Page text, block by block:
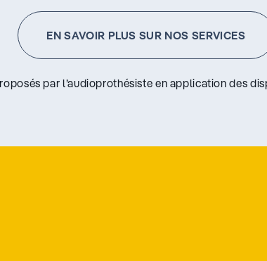
EN SAVOIR PLUS SUR NOS SERVICES
par l’audioprothésiste en application des